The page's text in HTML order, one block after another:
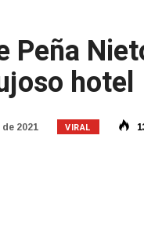
Peña
hotel
de 2021 VIRAL